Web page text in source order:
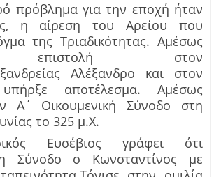
πρόβλημα για την εποχή ήταν
η αίρεση του Αρείου που
της Τριαδικότητας. Αμέσως
επιστολή στον
Αλέξανδρο και στον
αποτέλεσμα. Αμέσως
Α΄ ΟικουμενικήΣύνοδο στη
το 325 μ.Χ.
Ευσέβιος γράφει ότι
Σύνοδο ο Κωνσταντίνος
με